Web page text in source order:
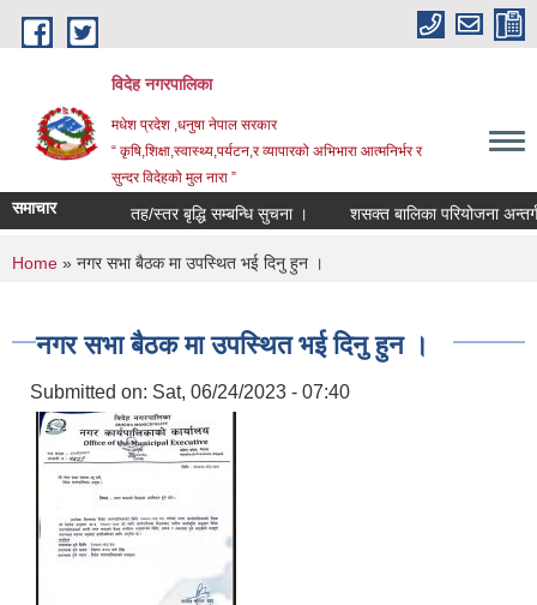
Skip to main content
विदेह नगरपालिका
मधेश प्रदेश ,धनुषा नेपाल सरकार
“ कृषि,शिक्षा,स्वास्थ्य,पर्यटन,र व्यापारको अभिभारा आत्मनिर्भर र
सुन्दर विदेहको मुल नारा ”
समाचार तह/स्तर बृद्धि सम्बन्धि सुचना । शसक्त बालिका परियोजना
You are here
Home » नगर सभा बैठक मा उपस्थित भई दिनु हुन ।
नगर सभा बैठक मा उपस्थित भई दिनु हुन ।
Submitted on: Sat, 06/24/2023 - 07:40